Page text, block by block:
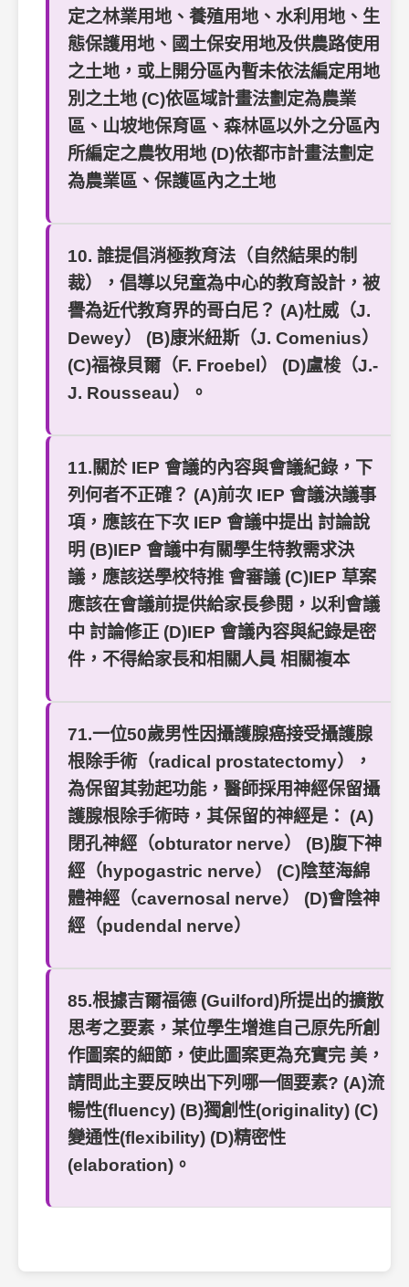
定之林業用地、養殖用地、水利用地、生
態保護用地、國土保安用地及供農路使用
之土地，或上開分區內暫未依法編定用地
別之土地 (C)依區域計畫法劃定為農業
區、山坡地保育區、森林區以外之分區內
所編定之農牧用地 (D)依都市計畫法劃定
為農業區、保護區內之土地
10. 誰提倡消極教育法（自然結果的制
裁），倡導以兒童為中心的教育設計，被
譽為近代教育界的哥白尼？ (A)杜威（J.
Dewey） (B)康米紐斯（J. Comenius）
(C)福祿貝爾（F. Froebel） (D)盧梭（J.-
J. Rousseau）。
11.關於 IEP 會議的內容與會議紀錄，下
列何者不正確？ (A)前次 IEP 會議決議事
項，應該在下次 IEP 會議中提出 討論說
明 (B)IEP 會議中有關學生特教需求決
議，應該送學校特推 會審議 (C)IEP 草案
應該在會議前提供給家長參閱，以利會議
中 討論修正 (D)IEP 會議內容與紀錄是密
件，不得給家長和相關人員 相關複本
71.一位50歲男性因攝護腺癌接受攝護腺
根除手術（radical prostatectomy），
為保留其勃起功能，醫師採用神經保留攝
護腺根除手術時，其保留的神經是： (A)
閉孔神經（obturator nerve） (B)腹下神
經（hypogastric nerve） (C)陰莖海綿
體神經（cavernosal nerve） (D)會陰神
經（pudendal nerve）
85.根據吉爾福德 (Guilford)所提出的擴散
思考之要素，某位學生增進自己原先所創
作圖案的細節，使此圖案更為充實完 美，
請問此主要反映出下列哪一個要素? (A)流
暢性(fluency) (B)獨創性(originality) (C)
變通性(flexibility) (D)精密性
(elaboration)。